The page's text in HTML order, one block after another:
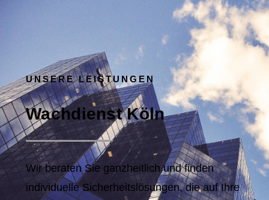
UNSERE LEISTUNGEN
Wachdienst Köln
Wir beraten Sie ganzheitlich und finden
individuelle Sicherheitslösungen, die auf Ihre